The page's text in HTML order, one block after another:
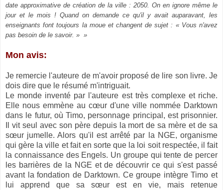
date approximative de création de la ville : 2050. On en ignore même le
jour et le mois ! Quand on demande ce qu'il y avait auparavant, les
enseignants font toujours la moue et changent de sujet : « Vous n'avez
pas besoin de le savoir. » »
Mon avis:
Je remercie l'auteure de m'avoir proposé de lire son livre. Je
dois dire que le résumé m'intriguait.
Le monde inventé par l'auteure est très complexe et riche.
Elle nous emmène au cœur d'une ville nommée Darktown
dans le futur, où Timo, personnage principal, est prisonnier.
Il vit seul avec son père depuis la mort de sa mère et de sa
sœur jumelle. Alors qu'il est arrêté par la NGE, organisme
qui gère la ville et fait en sorte que la loi soit respectée, il fait
la connaissance des Engels. Un groupe qui tente de percer
les barrières de la NGE et de découvrir ce qui s'est passé
avant la fondation de Darktown. Ce groupe intègre Timo et
lui apprend que sa sœur est en vie, mais retenue